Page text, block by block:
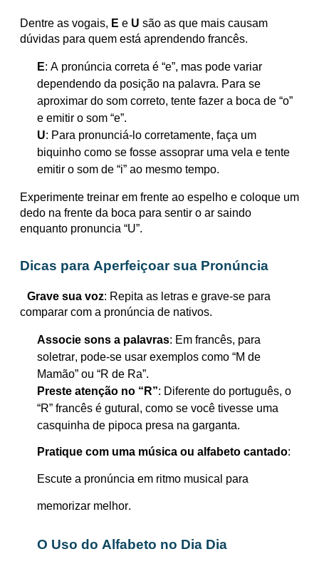
Dentre as vogais, E e U são as que mais causam
dúvidas para quem está aprendendo francês.
E: A pronúncia correta é “e”, mas pode variar
dependendo da posição na palavra. Para se
aproximar do som correto, tente fazer a boca de “o”
e emitir o som “e”.
U: Para pronunciá-lo corretamente, faça um
biquinho como se fosse assoprar uma vela e tente
emitir o som de “i” ao mesmo tempo.
Experimente treinar em frente ao espelho e coloque um
dedo na frente da boca para sentir o ar saindo
enquanto pronuncia “U”.
Dicas para Aperfeiçoar sua Pronúncia
Grave sua voz: Repita as letras e grave-se para
comparar com a pronúncia de nativos.
Associe sons a palavras: Em francês, para
soletrar, pode-se usar exemplos como “M de
Mamão” ou “R de Ra”.
Preste atenção no “R”: Diferente do português, o
“R” francês é gutural, como se você tivesse uma
casquinha de pipoca presa na garganta.
Pratique com uma música ou alfabeto cantado:
Escute a pronúncia em ritmo musical para
memorizar melhor.
O Uso do Alfabeto no Dia Dia